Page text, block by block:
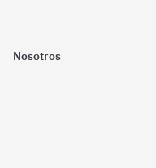
Nosotros